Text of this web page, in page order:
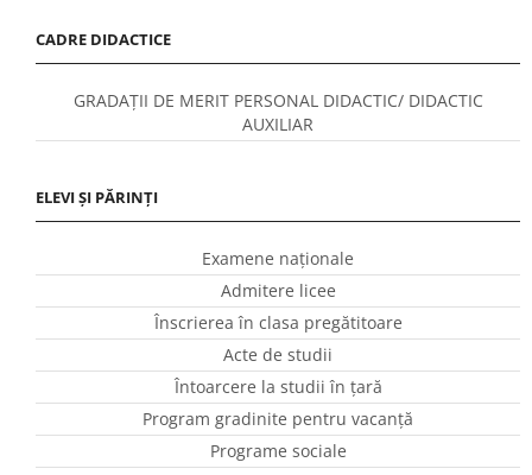
CADRE DIDACTICE
GRADAȚII DE MERIT PERSONAL DIDACTIC/ DIDACTIC
AUXILIAR
ELEVI ȘI PĂRINȚI
Examene naționale
Admitere licee
Înscrierea în clasa pregătitoare
Acte de studii
Întoarcere la studii în ţară
Program gradinite pentru vacanţă
Programe sociale